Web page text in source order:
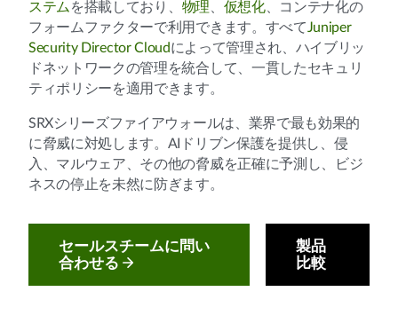
ステム を搭載しており、 物理 仮想化、コンテナ化の
フォームファクターで利用できます。すべてJuniper
Security Director Cloudによって管理され、ハイブリッ
ドネットワークの管理を統合して、一貫したセキュリ
ティポリシーを適用できます。
SRXシリーズファイアウォールは、業界で最も効果的
に脅威に対処します。AIドリブン保護を提供し、侵
入、マルウェア、その他の脅威を正確に予測し、ビジ
ネスの停止を未然に防ぎます。
セールスチームに問い
合わせる
製品
比較